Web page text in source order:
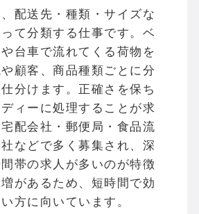
配送先・種類・サイズな
て分類する仕事です。ベ
台車で流れてくる荷物を
顧客、商品種類ごとに分
分けます。正確さを保ち
ィーに処理することが求
配会社・郵便局・食品流
などで多く募集され、深
帯の求人が多いのが特徴
があるため、短時間で効
方に向いています。